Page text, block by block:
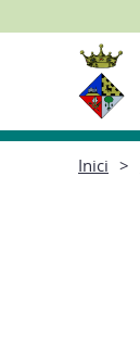
Inici